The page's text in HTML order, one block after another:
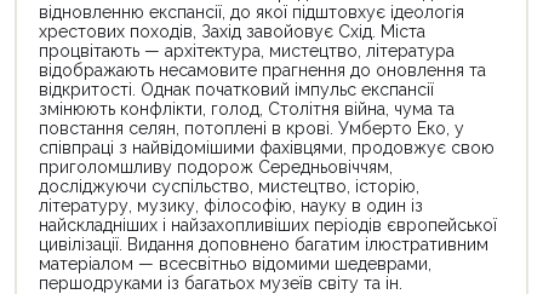
відновленню експансії, до якої підштовхує ідеологія
хрестових походів, Захід завойовує Схід. Міста
процвітають — архітектура, мистецтво, література
відображають несамовите прагнення до оновлення та
відкритості. Однак початковий імпульс експансії
змінюють конфлікти, голод, Столітня війна, чума та
повстання селян, потоплені в крові. Умберто Еко, у
співпраці з найвідомішими фахівцями, продовжує свою
приголомшливу подорож Середньовіччям,
досліджуючи суспільство, мистецтво, історію,
літературу, музику, філософію, науку в один із
найскладніших і найзахопливіших періодів європейської
цивілізації. Видання доповнено багатим ілюстративним
матеріалом — всесвітньо відомими шедеврами,
першодруками із багатьох музеїв світу та ін.